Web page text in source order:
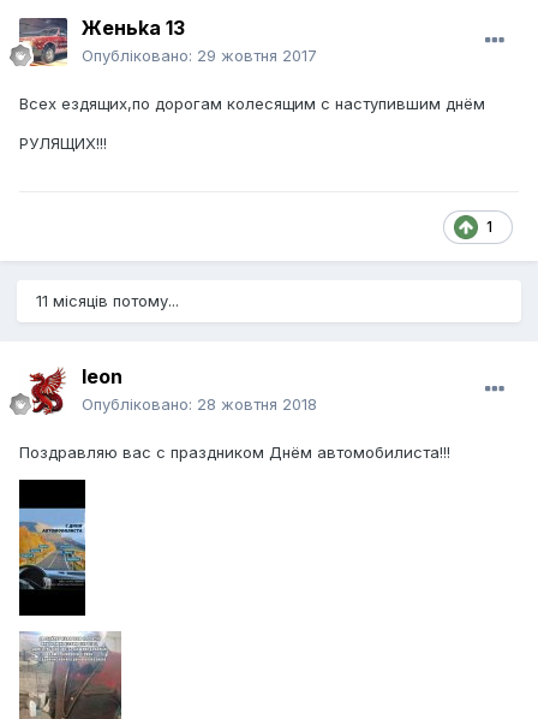
Женьka 13
Опубліковано: 29 жовтня 2017
Всех ездящих,по дорогам колесящим с наступившим днём
РУЛЯЩИХ!!!
1
11 місяців потому...
leon
Опубліковано: 28 жовтня 2018
Поздравляю вас с праздником Днём автомобилиста!!!